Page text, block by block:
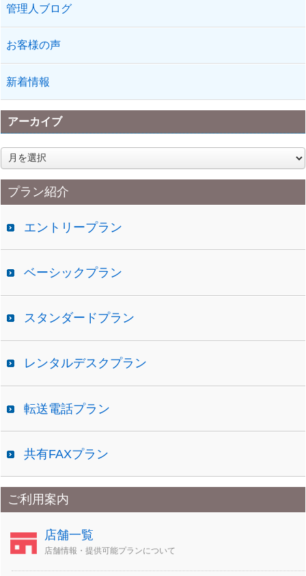
管理人ブログ
お客様の声
新着情報
アーカイブ
ア
ー
カ
イプラン紹介
エントリープラン
ベーシックプラン
スタンダードプラン
レンタルデスクプラン
転送電話プラン
共有FAXプラン
ご利用案内
店舗一覧
店舗情報・提供可能プランについて